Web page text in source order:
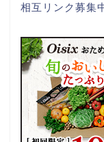
相互リンク募集